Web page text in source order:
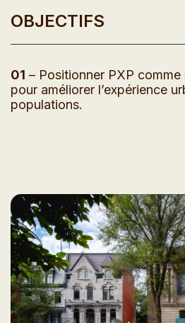
OBJECTIFS
01 – Positionner PXP comme
pour améliorer l’expérience
populations.